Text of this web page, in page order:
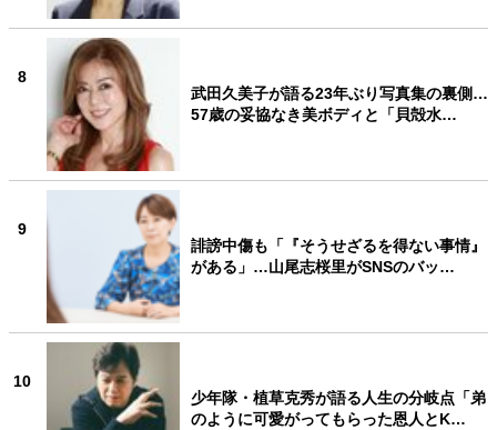
8
武田久美子が語る23年ぶり写真集の裏側…
57歳の妥協なき美ボディと「貝殻水…
9
誹謗中傷も「『そうせざるを得ない事情』
がある」…山尾志桜里がSNSのバッ…
10
少年隊・植草克秀が語る人生の分岐点「弟
のように可愛がってもらった恩人とK…